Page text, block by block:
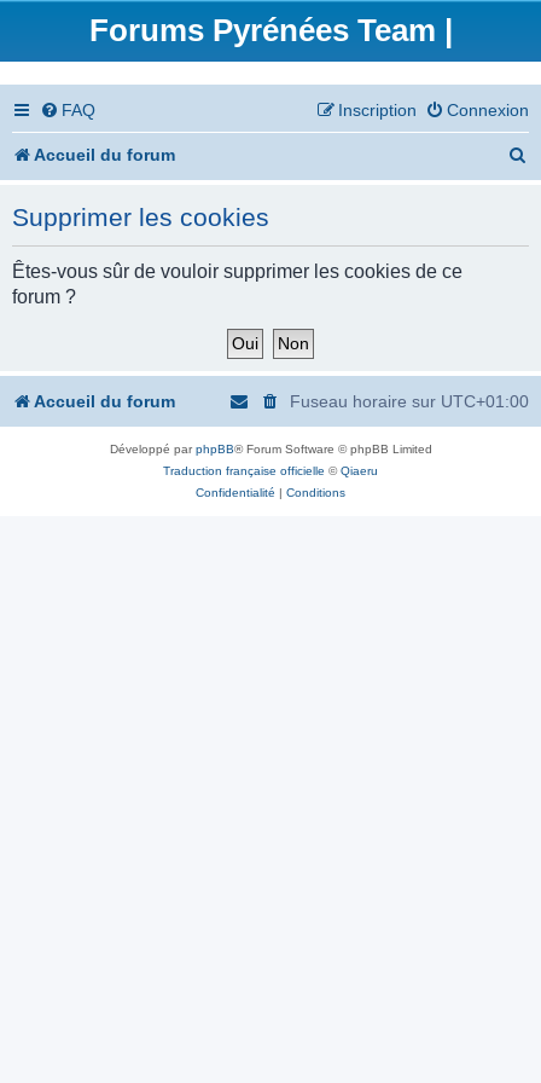
Forums Pyrénées Team |
FAQ Connexion
Inscription
Accueil du forum
c
Supprimer les cookies
Êtes-vous sûr de vouloir supprimer les cookies de ce
forum ?
Accueil du forum Fuseau horaire sur UTC+01:00
Développé parphpBB® Forum Software © phpBB Limited
Traduction française officielle ©Qiaeru
Confidentialité | Conditions